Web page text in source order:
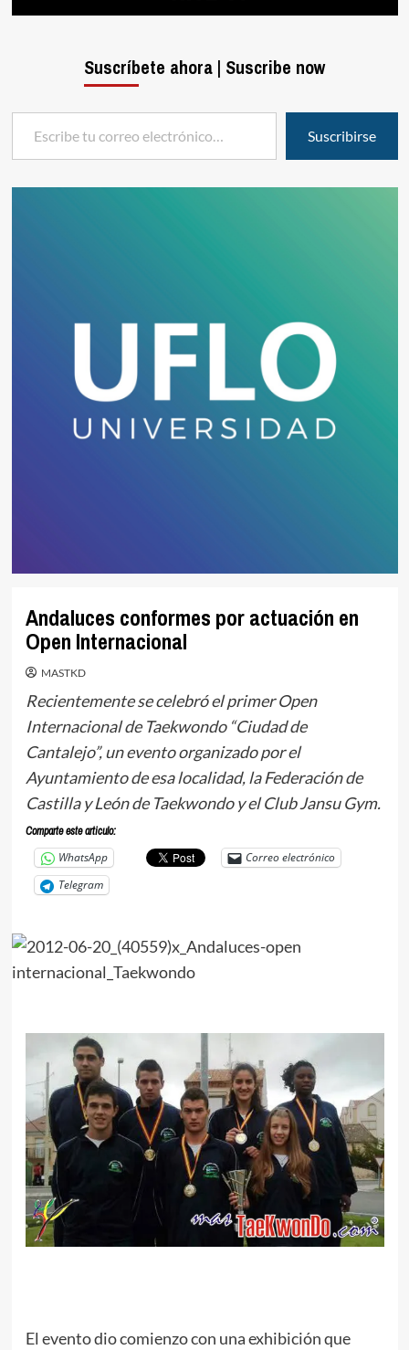
Andaluces conformes por actuación en
Open Internacional
MASTKD
Recientemente se celebró el primer Open
Internacional de Taekwondo “Ciudad de
Cantalejo”, un evento organizado por el
Ayuntamiento de esa localidad, la Federación de
Castilla y León de Taekwondo y el Club Jansu Gym.
Comparte este articulo:
WhatsApp
Correo electrónico
Telegram
El evento dio comienzo con una exhibición que
Suscríbete ahora | Suscribe now
Escribe tu correo electrónico…
Suscribirse